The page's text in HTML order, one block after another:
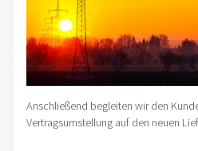
Anschließend begleiten wir den
Vertragsumstellung auf den neuen